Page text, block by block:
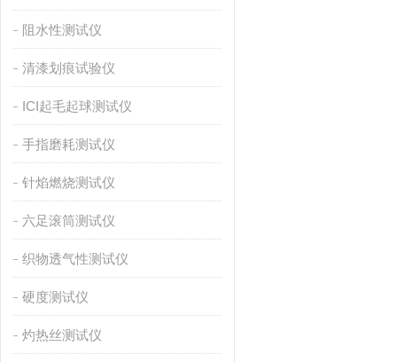
阻水性测试仪
清漆划痕试验仪
ICI起毛起球测试仪
手指磨耗测试仪
针焰燃烧测试仪
六足滚筒测试仪
织物透气性测试仪
硬度测试仪
灼热丝测试仪